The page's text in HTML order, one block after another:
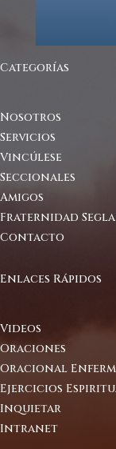
Categorías
Nosotros
Servicios
Vincúlese
Seccionales
Amigos
Fraternidad
Contacto
Enlaces Rápidos
Videos
Oraciones
Oracional
Ejercicios
Inquietar
Intranet